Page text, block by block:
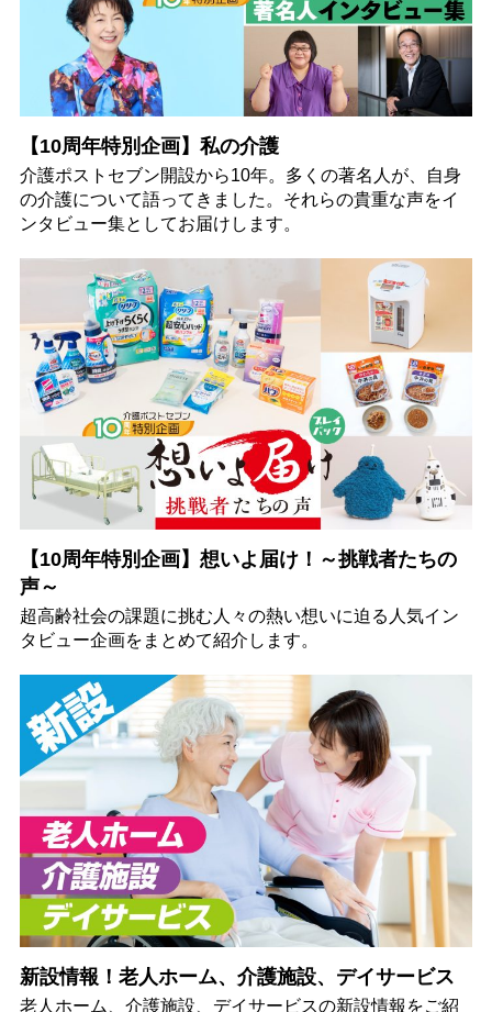
【10周年特別企画】私の介護
介護ポストセブン開設から10年。多くの著名人が、自身
の介護について語ってきました。それらの貴重な声をイ
ンタビュー集としてお届けします。
【10周年特別企画】想いよ届け！～挑戦者たちの
声～
超高齢社会の課題に挑む人々の熱い想いに迫る人気イン
タビュー企画をまとめて紹介します。
新設情報！老人ホーム、介護施設、デイサービス
老人ホーム、介護施設、デイサービスの新設情報をご紹